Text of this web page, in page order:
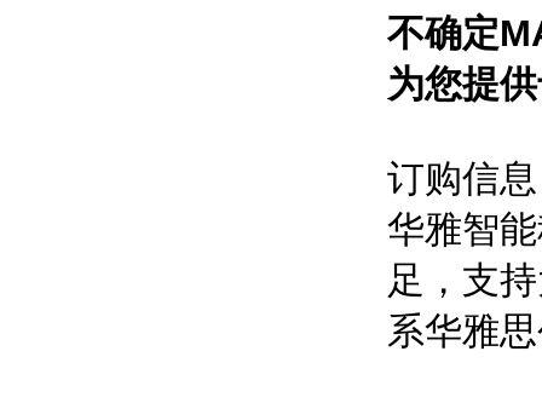
不确定
为您提
订购信
华雅智
足，支
系华雅